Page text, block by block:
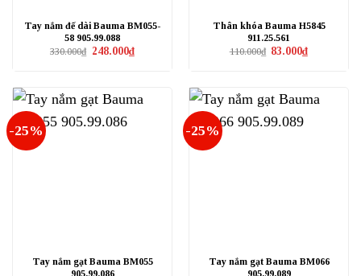
Tay nắm đế dài Bauma BM055-
58 905.99.088
330.000₫ Giá
248.000₫Giá
hiện
Thân khóa Bauma H5845
911.25.561
110.000₫ Giá
83.000₫Giá
hiện
-25%
Tay nắm gạt Bauma BM055
905.99.086
-25%
Tay nắm gạt Bauma BM066
905.99.089